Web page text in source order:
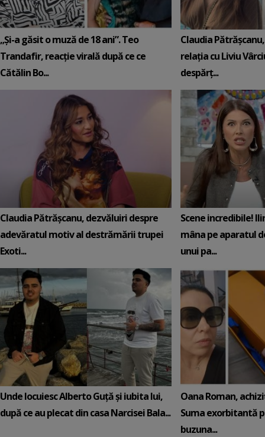
„Și-a găsit o muză de 18 ani”. Teo
Trandafir, reacție virală după ce ce
Cătălin Bo...
Claudia
relația cu Liviu
despărț...
Claudia Pătrășcanu, dezvăluiri despre
adevăratul motiv al destrămării trupei
Exoti...
Scene incredibile!
mâna pe aparatul
unui pa...
Unde locuiesc Alberto Guță și iubita lui,
după ce au plecat din casa Narcisei Bala...
Oana Roman,
Suma exorbitantă
buzuna...